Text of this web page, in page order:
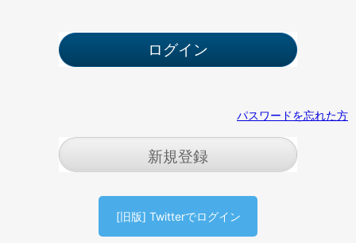
パスワードを忘れた方
新規登録
[旧版] Twitterでログイン